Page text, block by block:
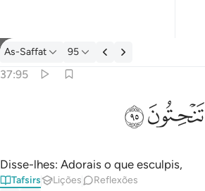
Tafsir: As-Saffat 37:95
As-Saffat 95
37:95
ﲢﲣ
Disse-lhes: Adorais o que esculpis,
Tafsirs Lições Reflexões